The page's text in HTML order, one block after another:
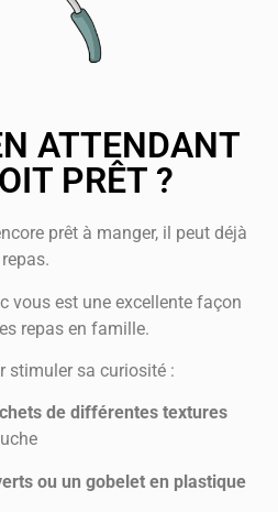
ATTENDANT
PRÊT ?
prêt à manger, il peut déjà
vous est une excellente façon
repas en famille.
stimuler sa curiosité :
de différentes textures
ou un gobelet en plastique